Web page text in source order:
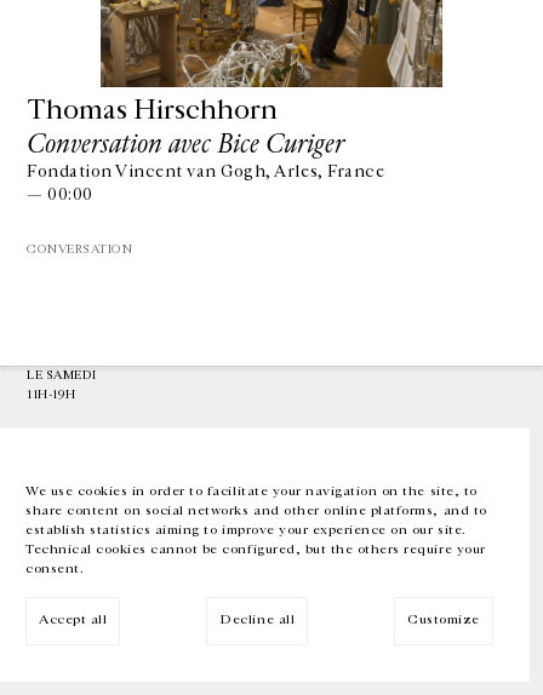
We use cookies in order to facilitate your navigation on the site, to
share content on social networks and other online platforms, and to
establish statistics aiming to improve your experience on our site.
Technical cookies cannot be configured, but the others require your
consent.
Accept all Decline all Customize
Thomas Hirschhorn
Conversation avec Bice Curiger
Fondation Vincent van Gogh, Arles, France
— 00:00
CONVERSATION
T.+33 1 42 77 38 87
LE SAMEDI
11H-19H
EN FR 中文 Facebook Instagram
Inscrivez-vous à notre newsletter